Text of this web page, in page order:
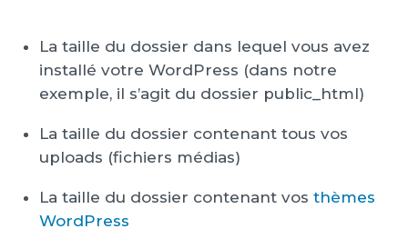
La taille du dossier dans lequel vous avez
installé votre WordPress (dans notre
exemple, il s’agit du dossier public_html)
La taille du dossier contenant tous vos
uploads (fichiers médias)
La taille du dossier contenant vos thèmes
WordPress